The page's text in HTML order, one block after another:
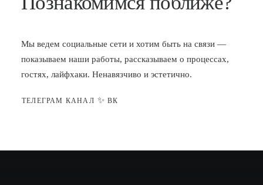
Мы ведем социальные сети и хотим быть на связи —
показываем наши работы, рассказываем о процессах,
гостях, лайфхаки. Ненавязчиво и эстетично.
ТЕЛЕГРАМ КАНАЛ ✨ ВК